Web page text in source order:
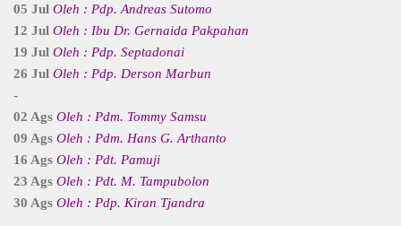
05 Jul Oleh : Pdp. Andreas Sutomo
12 Jul Oleh : Ibu Dr. Gernaida Pakpahan
19 Jul Oleh : Pdp. Septadonai
26 Jul Oleh : Pdp. Derson Marbun
-
02 Ags Oleh : Pdm. Tommy Samsu
09 Ags Oleh : Pdm. Hans G. Arthanto
16 Ags Oleh : Pdt. Pamuji
23 Ags Oleh : Pdt. M. Tampubolon
30 Ags Oleh : Pdp. Kiran Tjandra